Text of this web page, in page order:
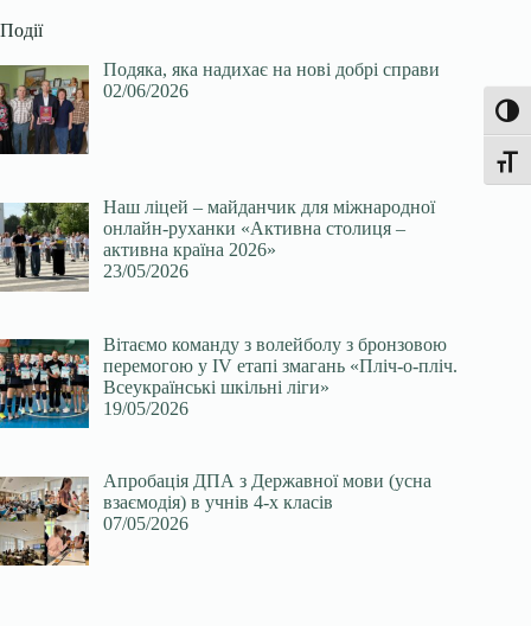
Події
Подяка, яка надихає на нові добрі справи
02/06/2026
Наш ліцей – майданчик для міжнародної
онлайн-руханки «Активна столиця –
активна країна 2026»
23/05/2026
Вітаємо команду з волейболу з бронзовою
перемогою у ІV етапі змагань «Пліч-о-пліч.
Всеукраїнські шкільні ліги»
19/05/2026
Апробація ДПА з Державної мови (усна
взаємодія) в учнів 4-х класів
07/05/2026